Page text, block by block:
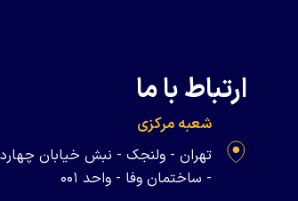
ارتباط با ما
شعبه مرکزی
- ساختمان وفا - واحد ۰۰۱